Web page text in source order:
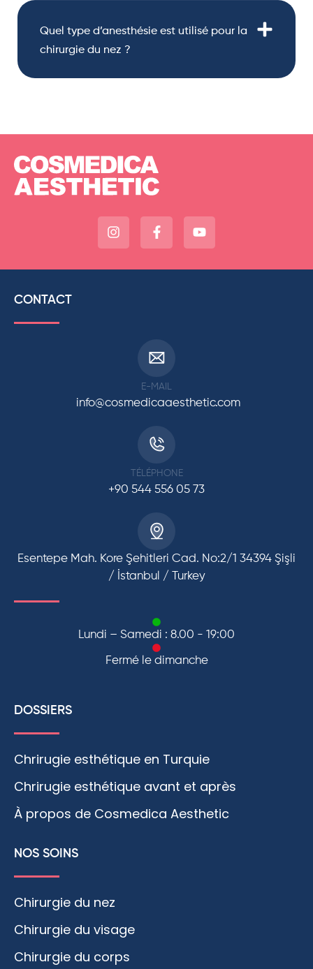
Quel type d’anesthésie est utilisé pour la
chirurgie du nez ?
CONTACT
E-MAIL
info@cosmedicaaesthetic.com
TÉLÉPHONE
+90 544 556 05 73
Esentepe Mah. Kore Şehitleri Cad. No:2/1 34394 Şişli
/ İstanbul / Turkey
Lundi – Samedi : 8.00 - 19:00
Fermé le dimanche
DOSSIERS
Chrirugie esthétique en Turquie
Chrirugie esthétique avant et après
À propos de Cosmedica Aesthetic
NOS SOINS
Chirurgie du nez
Chirurgie du visage
Chirurgie du corps